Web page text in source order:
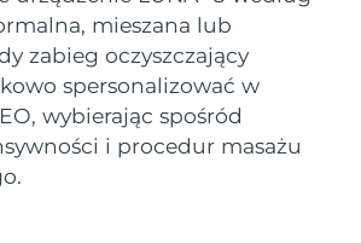
mieszana lub
zabieg oczyszczający
spersonalizować w
wybierając spośród
i procedur masażu